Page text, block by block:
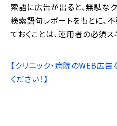
索語に広告が出ると、無駄な
検索語句レポートをもとに、
ておくことは、運用者の必須ス
【クリニック・病院のWEB広
ください！】